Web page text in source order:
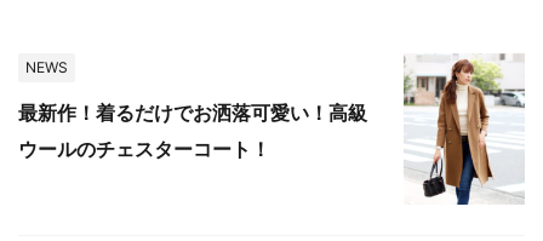
NEWS
最新作！着るだけでお洒落可愛い！高級
ウールのチェスターコート！